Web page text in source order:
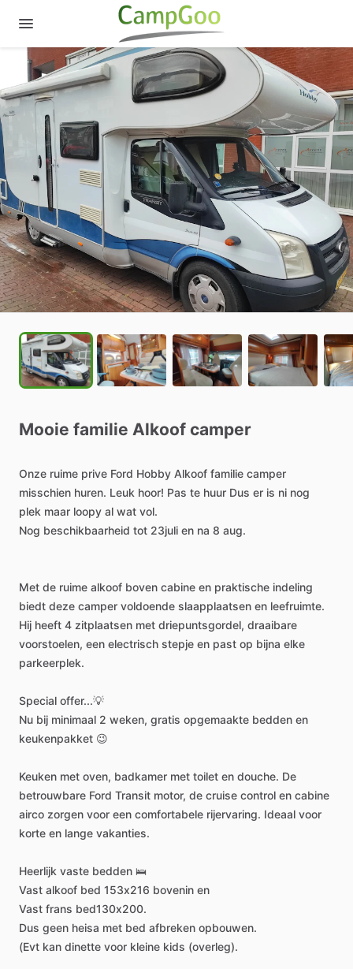
Mooie familie Alkoof camper
Onze ruime prive Ford Hobby Alkoof familie camper
misschien huren. Leuk hoor! Pas te huur Dus er is ni nog
plek maar loopy al wat vol.
Nog beschikbaarheid tot 23juli en na 8 aug.
Met de ruime alkoof boven cabine en praktische indeling
biedt deze camper voldoende slaapplaatsen en leefruimte.
Hij heeft 4 zitplaatsen met driepuntsgordel, draaibare
voorstoelen, een electrisch stepje en past op bijna elke
parkeerplek.
Special offer...💡
Nu bij minimaal 2 weken, gratis opgemaakte bedden en
keukenpakket 😉
Keuken met oven, badkamer met toilet en douche. De
betrouwbare Ford Transit motor, de cruise control en cabine
airco zorgen voor een comfortabele rijervaring. Ideaal voor
korte en lange vakanties.
Heerlijk vaste bedden 🛌
Vast alkoof bed 153x216 bovenin en
Vast frans bed130x200.
Dus geen heisa met bed afbreken opbouwen.
(Evt kan dinette voor kleine kids (overleg).